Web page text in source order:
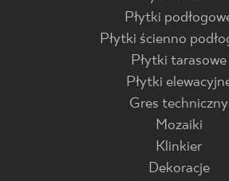
Płytki
Płytki ścienno
Płytki tarasowe
Płytki
Gres techniczny
Mozaiki
Klinkier
Dekoracje